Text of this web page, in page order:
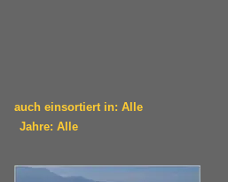
auch einsortiert in: Alle
Jahre: Alle
Alle Jahre